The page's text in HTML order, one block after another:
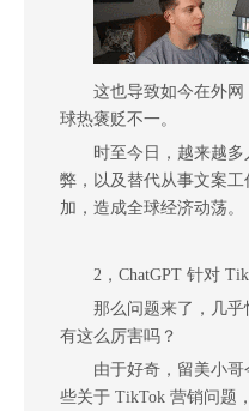
这也导致如今在外网
球热褒贬不一。
时至今日，越来越
弊，以及替代从事文案
加，造成全球经济动荡。
2， ChatGPT 针对
那么问题来了，几乎
有这么厉害吗？
由于好奇，留美小哥
些关于 TikTok 营销问题